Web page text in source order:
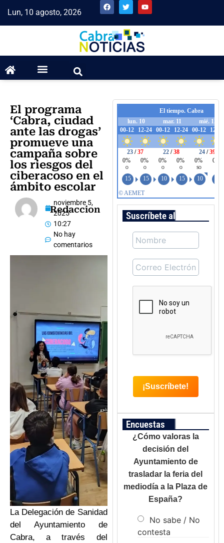
Lun, 10 agosto, 2026
El programa
‘Cabra, ciudad
ante las drogas’
promueve una
campaña sobre
los riesgos del
ciberacoso en el
ámbito escolar
Redaccion
noviembre 5,
2025
10:27
No hay
comentarios
La Delegación de Sanidad
del Ayuntamiento de
Cabra, a través del
Suscríbete al boletín
Encuestas
¿Cómo valoras la
decisión del
Ayuntamiento de
trasladar la feria del
mediodía a la Plaza de
España?
No sabe / No
contesta